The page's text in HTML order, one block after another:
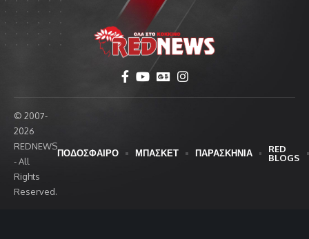
© 2007-
2026
REDNEWS
- All
Rights
Reserved.
ΠΟΔΟΣΦΑΙΡΟ ΜΠΑΣΚΕΤ ΠΑΡΑΣΚΗΝΙΑ
RED
BLOGS